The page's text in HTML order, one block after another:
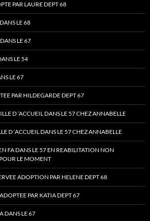
PAR LAURE DEPT 68
LE 68
LE 67
LE 54
LE 67
PAR HILDEGARDE DEPT 67
D ‘ACCUEIL DANS LE 57 CHEZ ANNABELLE
D ‘ACCUEIL DANS LE 57 CHEZ ANNABELLE
FA DANS LE 57 EN REABILITATION NON
LE MOMENT
ADOPTION PAR HELENE DEPT 68
PAR KATIA DEPT 67
DANS LE 67